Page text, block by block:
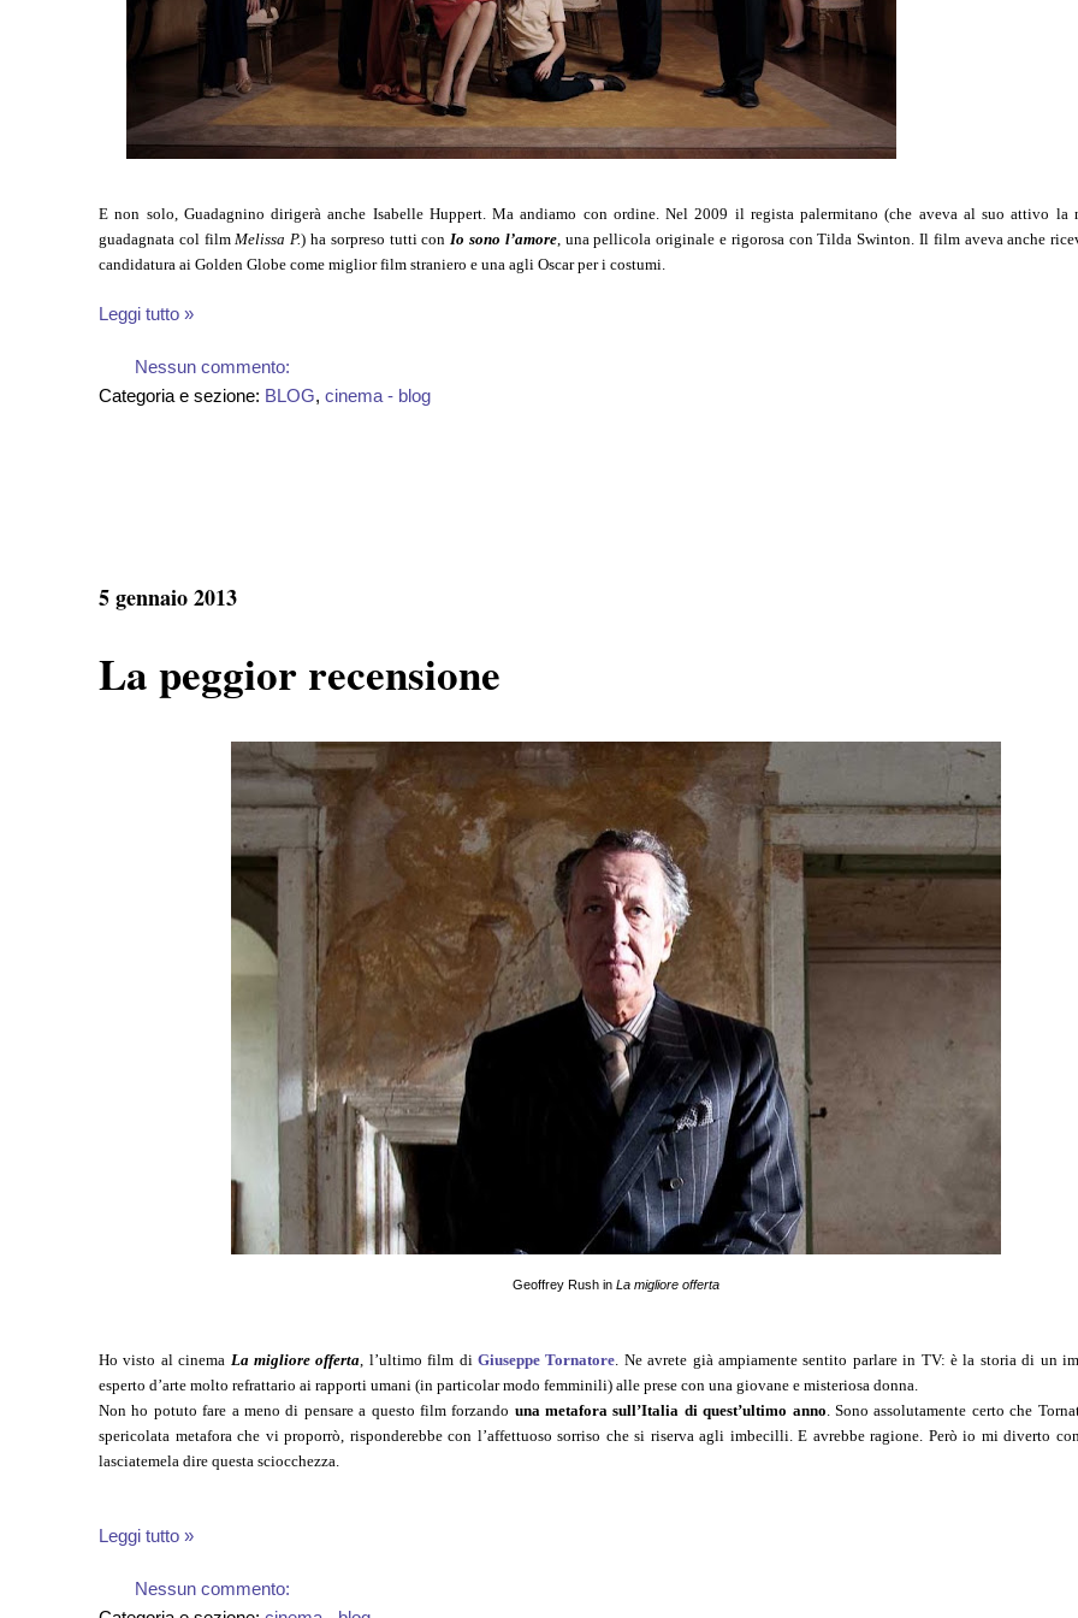
E non solo, Guadagnino dirigerà anche Isabelle Huppert. Ma andiamo con ordine. Nel 2009 il regista palermitano (che aveva al suo attivo la
guadagnata col film Melissa P.) ha sorpreso tutti con Io sono l’amore, una pellicola originale e rigorosa con Tilda Swinton. Il film aveva anche
candidatura ai Golden Globe come miglior film straniero e una agli Oscar per i costumi.
Leggi tutto »
Nessun commento:
Categoria e sezione: BLOG, cinema - blog
5 gennaio 2013
La peggior recensione
Geoffrey Rush in La migliore offerta
Ho visto al cinema La migliore offerta , l’ultimo film diGiuseppe Tornatore . Ne avrete già ampiamente sentito parlare in TV: è la storia di un
esperto d’arte molto refrattario ai rapporti umani (in particolar modo femminili) alle prese con una giovane e misteriosa donna.
Non ho potuto fare a meno di pensare a questo film forzando una metafora sull’Italia di quest’ultimo anno . Sono assolutamente certo che
spericolata metafora che vi proporrò, risponderebbe con l’affettuoso sorriso che si riserva agli imbecilli. E avrebbe ragione. Però io mi diverto
lasciatemela dire questa sciocchezza.
Leggi tutto »
Nessun commento: